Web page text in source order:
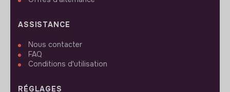
ASSISTANCE
Nous contacter
FAQ
Conditions d'utilisation
RÉGLAGES